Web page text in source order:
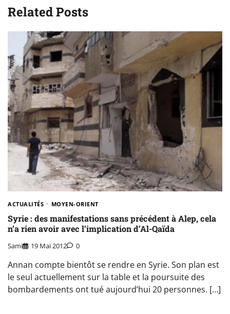
Related Posts
ACTUALITÉS MOYEN-ORIENT
Syrie : des manifestations sans précédent à Alep, cela
n’a rien avoir avec l’implication d’Al-Qaïda
Sami 19 Mai 2012 0
Annan compte bientôt se rendre en Syrie. Son plan est
le seul actuellement sur la table et la poursuite des
bombardements ont tué aujourd’hui 20 personnes. […]